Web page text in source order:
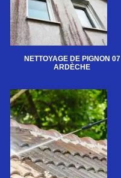
NETTOYAGE DE PIGNON 07
ARDÈCHE